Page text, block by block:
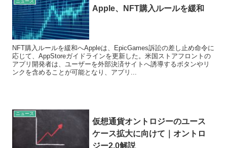
Apple、NFT購入ルールを緩和
NFT購入ルールを緩和へAppleは、EpicGames訴訟の差し止め命令に
応じて、AppStoreガイドラインを更新した。米国ストアフロントの
アプリ開発者は、ユーザーを外部決済サイトへ誘導するボタンやリ
ンクを含めることが可能となり、アプリ...
ニュース
仮想通貨オントロジーのユース
ケース拡大に向けて｜オントロ
ジー2.0解説